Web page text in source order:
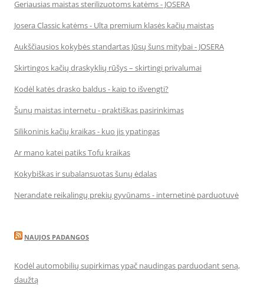
Geriausias maistas sterilizuotoms katėms - JOSERA
Josera Classic katėms - Ulta premium klasės kačių maistas
Aukščiausios kokybės standartas Jūsų šuns mitybai - JOSERA
Skirtingos kačių draskyklių rūšys – skirtingi privalumai
Kodėl katės drasko baldus - kaip to išvengti?
Šunų maistas internetu - praktiškas pasirinkimas
Silikoninis kačių kraikas - kuo jis ypatingas
Ar mano katei patiks Tofu kraikas
Kokybiškas ir subalansuotas šunų ėdalas
Nerandate reikalingų prekių gyvūnams - internetinė parduotuvė
NAUJOS PADANGOS
Kodėl automobilių supirkimas ypač naudingas parduodant seną,
daužtą